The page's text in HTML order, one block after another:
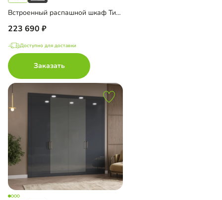
Встроенный распашной шкаф Тино-4-3
223 690
Доступно для доставки
Заказать